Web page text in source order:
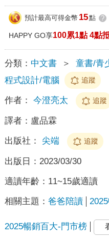
預計最高可得金幣 15點 ?
HAPPY GO享100累1點 4點
分類： 中文書 ＞ 童書/青
程式設計/電腦
追蹤
作者： 今澄亮太 追蹤
譯者： 盧品霖
出版社： 尖端 追蹤
出版日： 2023/03/30
適讀年齡： 11~15歲適讀
相關主題： 爸爸陪讀
2025暢銷百大-門市榜